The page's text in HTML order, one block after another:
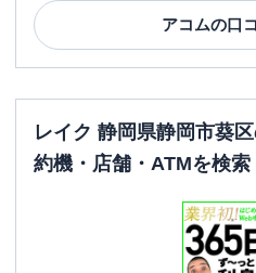
アコムの口
レイク 静岡県静岡市葵
約機・店舗・ATMを検索